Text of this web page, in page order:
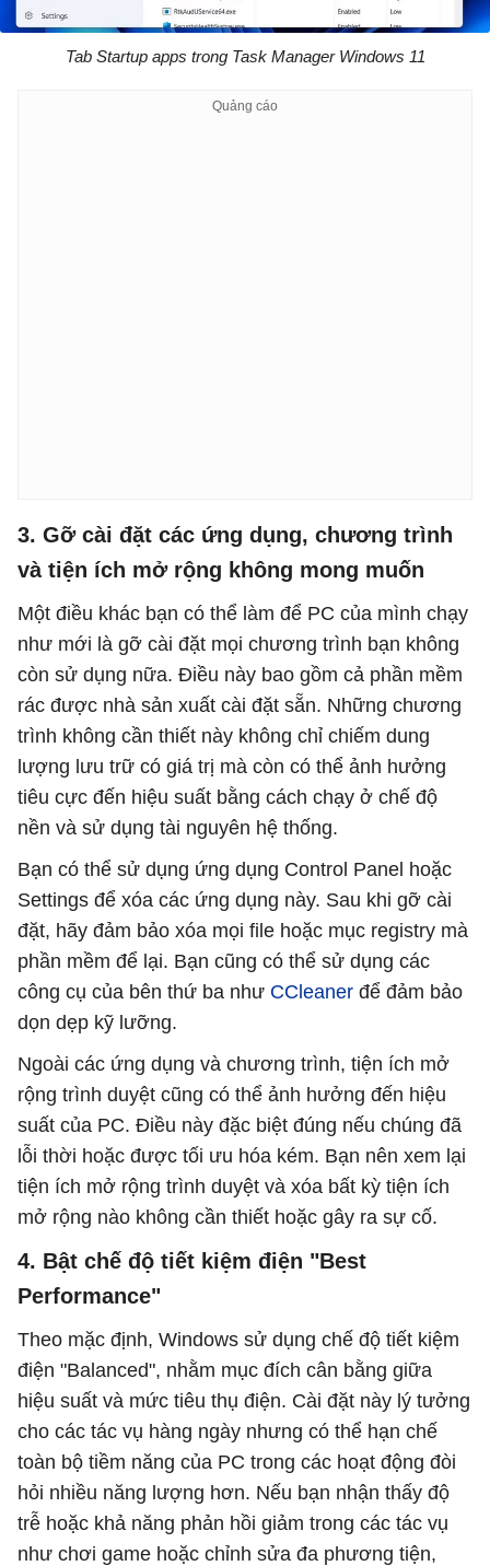
Tab Startup apps trong Task Manager Windows 11
3. Gỡ cài đặt các ứng dụng, chương trình
và tiện ích mở rộng không mong muốn
Một điều khác bạn có thể làm để PC của mình chạy
như mới là gỡ cài đặt mọi chương trình bạn không
còn sử dụng nữa. Điều này bao gồm cả phần mềm
rác được nhà sản xuất cài đặt sẵn. Những chương
trình không cần thiết này không chỉ chiếm dung
lượng lưu trữ có giá trị mà còn có thể ảnh hưởng
tiêu cực đến hiệu suất bằng cách chạy ở chế độ
nền và sử dụng tài nguyên hệ thống.
Bạn có thể sử dụng ứng dụng Control Panel hoặc
Settings để xóa các ứng dụng này. Sau khi gỡ cài
đặt, hãy đảm bảo xóa mọi file hoặc mục registry mà
phần mềm để lại. Bạn cũng có thể sử dụng các
công cụ của bên thứ ba như CCleaner để đảm bảo
dọn dẹp kỹ lưỡng.
Ngoài các ứng dụng và chương trình, tiện ích mở
rộng trình duyệt cũng có thể ảnh hưởng đến hiệu
suất của PC. Điều này đặc biệt đúng nếu chúng đã
lỗi thời hoặc được tối ưu hóa kém. Bạn nên xem lại
tiện ích mở rộng trình duyệt và xóa bất kỳ tiện ích
mở rộng nào không cần thiết hoặc gây ra sự cố.
4. Bật chế độ tiết kiệm điện "Best
Performance"
Theo mặc định, Windows sử dụng chế độ tiết kiệm
điện "Balanced", nhằm mục đích cân bằng giữa
hiệu suất và mức tiêu thụ điện. Cài đặt này lý tưởng
cho các tác vụ hàng ngày nhưng có thể hạn chế
toàn bộ tiềm năng của PC trong các hoạt động đòi
hỏi nhiều năng lượng hơn. Nếu bạn nhận thấy độ
trễ hoặc khả năng phản hồi giảm trong các tác vụ
như chơi game hoặc chỉnh sửa đa phương tiện,